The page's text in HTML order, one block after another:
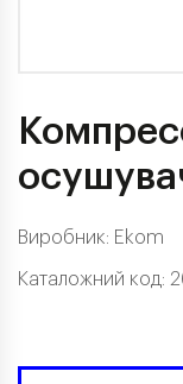
Виробник: Ekom
Каталожний код: